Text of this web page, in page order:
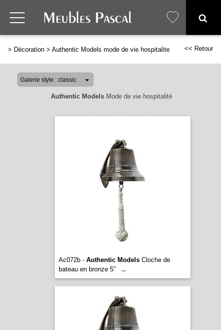
> Décoration > Authentic Models mode de vie hospitalite << Retour
Authentic ModelsMode de vie hospitalité
Ac072b - Authentic ModelsCloche de
bateau en bronze 5″
...